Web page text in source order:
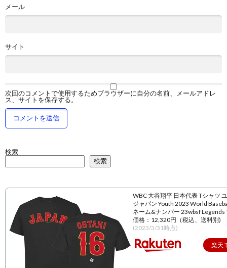
メール
サイト
次回のコメントで使用するためブラウザーに自分の名前、メールアドレ
ス、サイトを保存する。
検索
検索
WBC 大谷翔平 日本代表 Tシャツ
ジャパン Youth 2023 World
ネーム&ナンバー 23wbsf Legends
価格：12,320円（税込、送料別)
(2023/3/31時点)
楽天